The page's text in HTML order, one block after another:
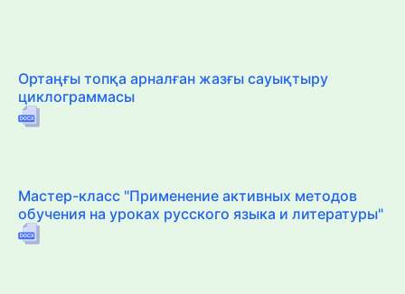
Ортаңғы топқа арналған жазғы сауықтыру
циклограммасы
Мастер-класс "Применение активных методов
обучения на уроках русского языка и литературы"